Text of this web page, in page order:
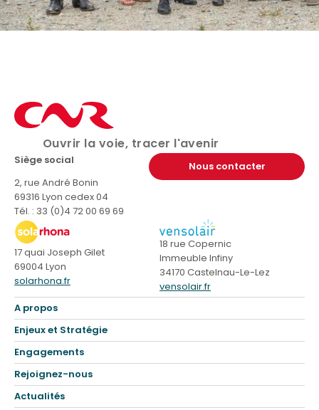
Ouvrir la voie, tracer l'avenir
Siège social
2, rue André Bonin
69316 Lyon cedex 04
Tél. : 33 (0)4 72 00 69 69
Nous contacter
17 quai Joseph Gilet
69004 Lyon
solarhona.fr
18 rue Copernic
Immeuble Infiny
34170 Castelnau-Le-Lez
vensolair.fr
A propos
Enjeux et Stratégie
Engagements
Rejoignez-nous
Actualités